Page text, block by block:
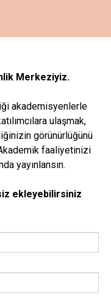
Merkeziyiz.
akademisyenlerle
ulaşmak,
görünürlüğünü
faaliyetinizi
yayınlansın.
ekleyebilirsiniz